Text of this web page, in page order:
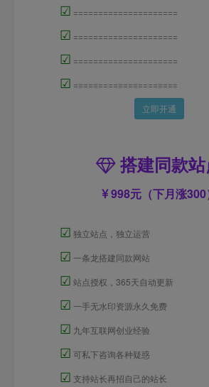
☑ =====================
☑ =====================
☑ =====================
☑ =====================
立即开通
搭建同款站
998元（下月涨300
☑ 独立站点，独立运营
☑ 一条龙搭建同款网站
☑ 站点授权，365天自动更新
☑ 一手无水印资源永久免费
☑ 九年互联网创业经验
☑ 可私下咨询各种疑惑
☑ 支持站长再招自己的站长